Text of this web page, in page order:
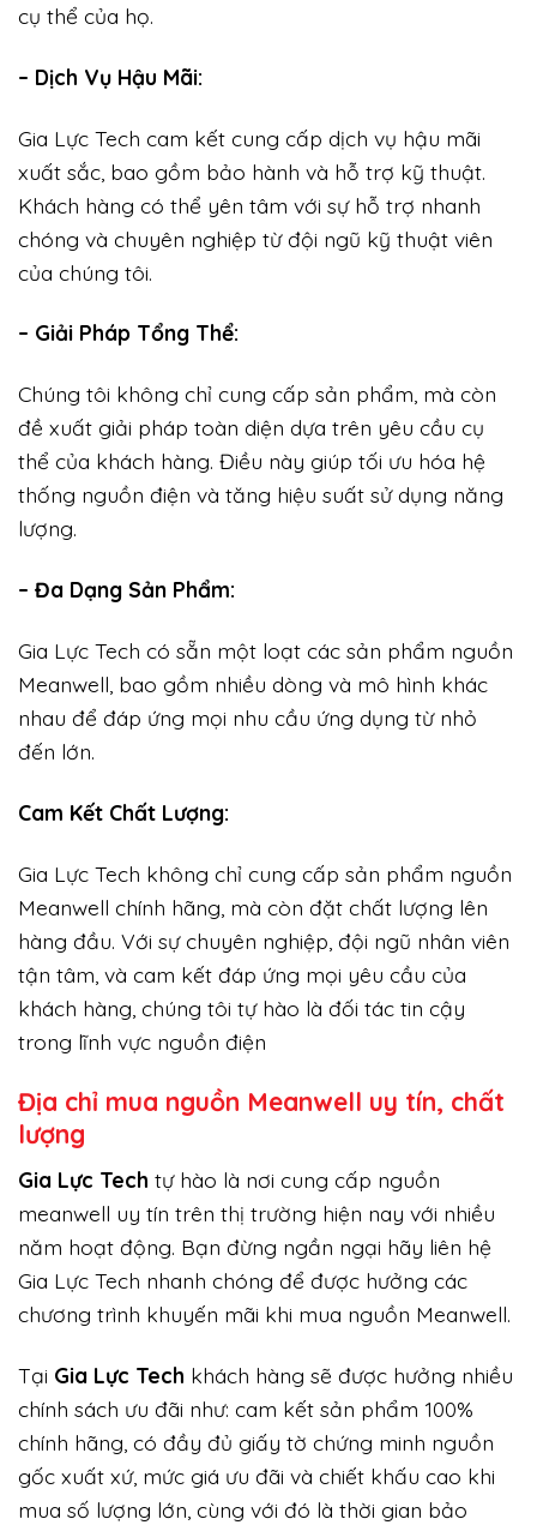
cụ thể của họ.
– Dịch Vụ Hậu Mãi:
Gia Lực Tech cam kết cung cấp dịch vụ hậu mãi
xuất sắc, bao gồm bảo hành và hỗ trợ kỹ thuật.
Khách hàng có thể yên tâm với sự hỗ trợ nhanh
chóng và chuyên nghiệp từ đội ngũ kỹ thuật viên
của chúng tôi.
– Giải Pháp Tổng Thể:
Chúng tôi không chỉ cung cấp sản phẩm, mà còn
đề xuất giải pháp toàn diện dựa trên yêu cầu cụ
thể của khách hàng. Điều này giúp tối ưu hóa hệ
thống nguồn điện và tăng hiệu suất sử dụng năng
lượng.
– Đa Dạng Sản Phẩm:
Gia Lực Tech có sẵn một loạt các sản phẩm nguồn
Meanwell, bao gồm nhiều dòng và mô hình khác
nhau để đáp ứng mọi nhu cầu ứng dụng từ nhỏ
đến lớn.
Cam Kết Chất Lượng:
Gia Lực Tech không chỉ cung cấp sản phẩm nguồn
Meanwell chính hãng, mà còn đặt chất lượng lên
hàng đầu. Với sự chuyên nghiệp, đội ngũ nhân viên
tận tâm, và cam kết đáp ứng mọi yêu cầu của
khách hàng, chúng tôi tự hào là đối tác tin cậy
trong lĩnh vực nguồn điện
Địa chỉ mua nguồn Meanwell uy tín, chất
lượng
Gia Lực Tech tự hào là nơi cung cấp nguồn
meanwell uy tín trên thị trường hiện nay với nhiều
năm hoạt động. Bạn đừng ngần ngại hãy liên hệ
Gia Lực Tech nhanh chóng để được hưởng các
chương trình khuyến mãi khi mua nguồn Meanwell.
Tại Gia Lực Tech khách hàng sẽ được hưởng nhiều
chính sách ưu đãi như: cam kết sản phẩm 100%
chính hãng, có đầy đủ giấy tờ chứng minh nguồn
gốc xuất xứ, mức giá ưu đãi và chiết khấu cao khi
mua số lượng lớn, cùng với đó là thời gian bảo